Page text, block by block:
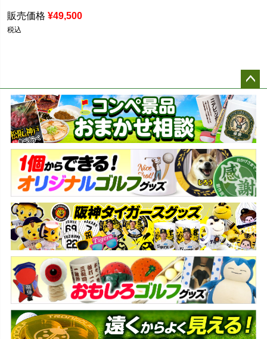
販売価格 ¥49,500
税込
ペー
ジト
ップ
へ